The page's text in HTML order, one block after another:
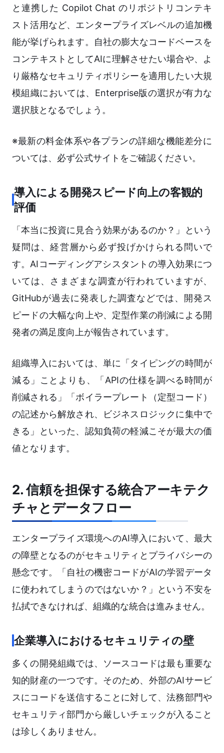
と連携した Copilot Chat のリポジトリコンテキ
スト活用など、エンタープライズレベルの追加機
能が挙げられます。自社の膨大なコードベースを
コンテキストとしてAIに理解させたい場合や、よ
り厳格なセキュリティポリシーを適用したい大規
模組織においては、Enterprise版の選択が有力な
選択肢となるでしょう。
※最新の料金体系や各プランの詳細な機能差分に
ついては、必ず公式サイトをご確認ください。
導入による開発スピード向上の客観的
評価
「本当に投資に見合う効果があるのか？」という
疑問は、経営層から必ず投げかけられる問いで
す。AIコーディングアシスタントの導入効果につ
いては、さまざまな調査が行われていますが、
GitHubが過去に発表した調査などでは、開発ス
ピードの大幅な向上や、定型作業の削減による開
発者の満足度向上が報告されています。
組織導入においては、単に「タイピングの時間が
減る」ことよりも、「APIの仕様を調べる時間が
削減される」「ボイラープレート（定型コード）
の記述から解放され、ビジネスロジックに集中で
きる」といった、認知負荷の軽減こそが最大の価
値となります。
2. 信頼を担保する統合アーキテク
チャとデータフロー
エンタープライズ環境へのAI導入において、最大
の障壁となるのがセキュリティとプライバシーの
懸念です。「自社の機密コードがAIの学習データ
に使われてしまうのではないか？」という不安を
払拭できなければ、組織的な統合は進みません。
企業導入におけるセキュリティの壁
多くの開発組織では、ソースコードは最も重要な
知的財産の一つです。そのため、外部のAIサービ
スにコードを送信することに対して、法務部門や
セキュリティ部門から厳しいチェックが入ること
は珍しくありません。